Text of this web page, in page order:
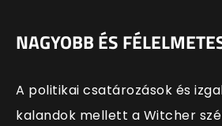
NAGYOBB ÉS
A politikai csatározások és
kalandok mellett a Witcher